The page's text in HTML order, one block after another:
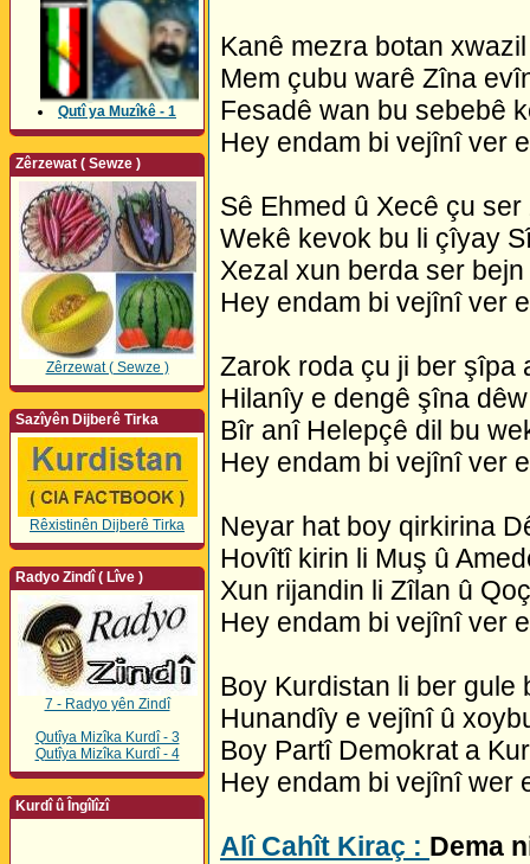
Qutî ya Muzîkê - 1
Zêrzewat ( Sewze )
Zêrzewat ( Sewze )
Sazîyên Dijberê Tirka
Rêxistinên Dijberê Tirka
Radyo Zindî ( Lîve )
7 - Radyo yên Zindî
Qutîya Mizîka Kurdî - 3
Qutîya Mizîka Kurdî - 4
Kurdî û Îngîlîzî
Kanê mezra botan
Mem çubu warê Zîna
Fesadê wan bu sebebê
Hey endam bi vejînî ver
Sê Ehmed û Xecê çu
Wekê kevok bu li çîyay
Xezal xun berda ser
Hey endam bi vejînî ver
Zarok roda çu ji ber şîpa
Hilanîy e dengê şîna
Bîr anî Helepçê dil bu
Hey endam bi vejînî ver
Neyar hat boy qirkirina
Hovîtî kirin li Muş û
Xun rijandin li Zîlan û
Hey endam bi vejînî ver
Boy Kurdistan li ber gule
Hunandîy e vejînî û
Boy Partî Demokrat a
Hey endam bi vejînî wer
Alî Cahît Kiraç : Dema